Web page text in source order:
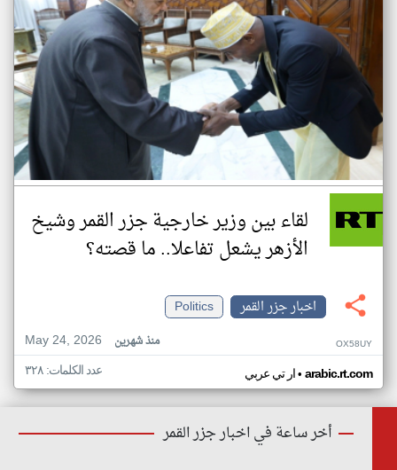
لقاء بين وزير خارجية جزر القمر وشيخ
الأزهر يشعل تفاعلا.. ما قصته؟
اخبار جزر القمر
Politics
May 24, 2026
منذ شهرين OX58UY
ار تي عربي• arabic.rt.com عدد الكلمات: ٣٢٨
أخر ساعة في اخبار جزر القمر